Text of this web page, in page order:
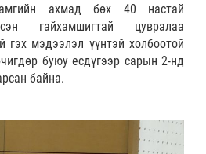
ахмад бөх 40 настай
гайхамшигтай цувралаа
гэх мэдээлэл үүнтэй холбоотой
буюу есдүгээр сарын 2-нд
байна.